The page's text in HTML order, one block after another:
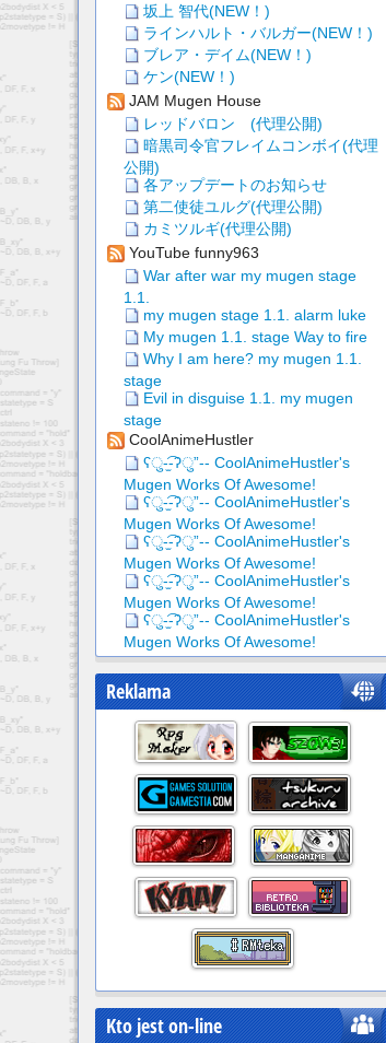
坂上 智代(NEW！)
ラインハルト・バルガー(NEW！)
ブレア・デイム(NEW！)
ケン(NEW！)
JAM Mugen House
レッドバロン (代理公開)
暗黒司令官フレイムコンボイ(代理
公開)
各アップデートのお知らせ
第二使徒ユルグ(代理公開)
カミツルギ(代理公開)
YouTube funny963
War after war my mugen stage
1.1.
my mugen stage 1.1. alarm luke
My mugen 1.1. stage Way to fire
Why I am here? my mugen 1.1.
stage
Evil in disguise 1.1. my mugen
stage
CoolAnimeHustler
ʕु-̫͡-ʔु”-- CoolAnimeHustler's
Mugen Works Of Awesome!
ʕु-̫͡-ʔु”-- CoolAnimeHustler's
Mugen Works Of Awesome!
ʕु-̫͡-ʔु”-- CoolAnimeHustler's
Mugen Works Of Awesome!
ʕु-̫͡-ʔु”-- CoolAnimeHustler's
Mugen Works Of Awesome!
ʕु-̫͡-ʔु”-- CoolAnimeHustler's
Mugen Works Of Awesome!
Reklama
Kto jest on-line